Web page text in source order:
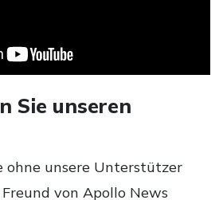
Sie unseren
ohne unsere Unterstützer
von Apollo News